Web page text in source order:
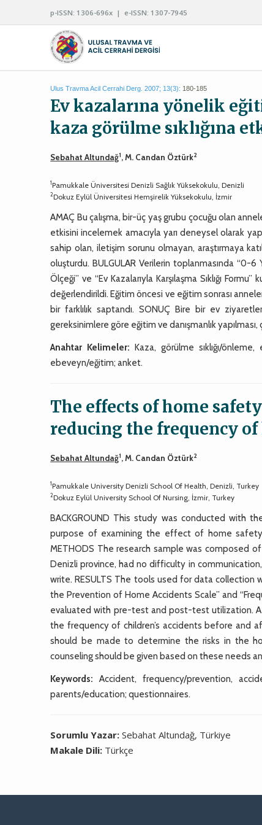
p-ISSN: 1306-696x | e-ISSN: 1307-7945
Ulus Travma Acil Cerrahi Derg. 2007; 13(3): 180-185
Ev kazalarına yönelik
kaza görülme sıklığına
Sebahat Altundağ1, M. Candan Öztürk2
1Pamukkale Üniversitesi Denizli Sağlık Yüksekokulu, Denizli
2Dokuz Eylül Üniversitesi Hemşirelik Yüksekokulu, İzmir
AMAÇ Bu çalışma, bir-üç yaş grubu çocuğu olan
etkisini incelemek amacıyla yarı deneysel olarak
sahip olan, iletişim sorunu olmayan, araştırmaya
oluşturdu. BULGULAR Verilerin toplanmasında “0-6
Ölçeği” ve “Ev Kazalarıyla Karşılaşma Sıklığı
değerlendirildi. Eğitim öncesi ve eğitim sonrası
bir farklılık saptandı. SONUÇ Bire bir ev
gereksinimlere göre eğitim ve danışmanlık
Anahtar Kelimeler: Kaza, görülme sıklığı/
ebeveyn/eğitim; anket.
The effects of home
reducing the frequency of
Sebahat Altundağ1, M. Candan Öztürk2
1Pamukkale University Denizli School Of Health, Denizli, Turkey
2Dokuz Eylül University School Of Nursing, İzmir, Turkey
BACKGROUND This study was conducted with
purpose of examining the effect of home
METHODS The research sample was composed
Denizli province, had no difficulty in
write. RESULTS The tools used for data collection
the Prevention of Home Accidents Scale” and
evaluated with pre-test and post-test utilization. A
the frequency of children’s accidents before and
should be made to determine the risks in the
counseling should be given based on these needs
Keywords: Accident, frequency/prevention,
parents/education; questionnaires.
Sorumlu Yazar:Sebahat Altundağ, Türkiye
Makale Dili: Türkçe